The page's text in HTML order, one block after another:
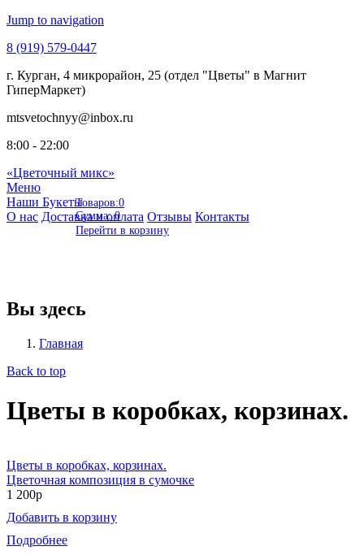
Jump to navigation
8 (919) 579-0447
г. Курган, 4 микрорайон, 25 (отдел "Цветы" в Магнит
ГиперМаркет)
mtsvetochnyy@inbox.ru
8:00 - 22:00
«Цветочный микс»
Меню
Наши Букеты
О нас Доставка и оплата Отзывы Контакты
Товаров:0
Сумма:0
Перейти в корзину
Вы здесь
Главная
Back to top
Цветы в коробках, корзинах.
Цветы в коробках, корзинах.
Цветочная композиция в сумочке
1 200р
Добавить в корзину
Подробнее